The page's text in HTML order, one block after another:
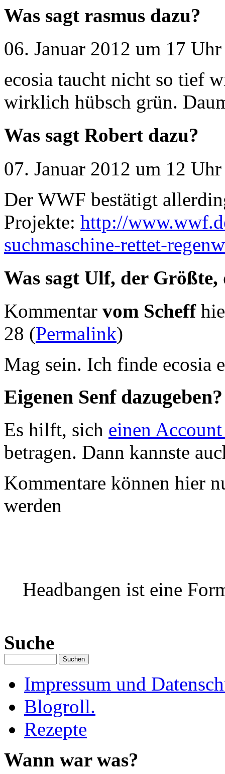
Was sagt rasmus dazu?
06. Januar 2012 um 17
ecosia taucht nicht so tief
wirklich hübsch grün.
Was sagt Robert dazu?
07. Januar 2012 um 12
Der WWF bestätigt
Projekte: http://
suchmaschine-rettet-
Was sagt Ulf, der Größte,
Kommentar vom Scheff
28 (Permalink)
Mag sein. Ich finde ecosia
Eigenen Senf dazugeben?
Es hilft, sich einen
betragen. Dann kannste
Kommentare können hier
werden
Headbangen ist eine
Suche
Impressum und
Blogroll.
Rezepte
Wann war was?